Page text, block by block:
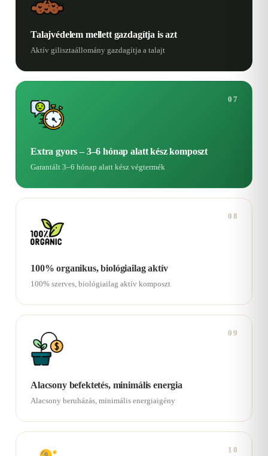
Talajvédelem mellett gazdagítja is azt
Aktív gilisztaállomány gazdagítja a talajt
07
Extra gyors – 3–6 hónap alatt kész komposzt
Garantált 3–6 hónap alatt kész végtermék
08
100% organikus, biológiailag aktív
100% szerves, biológiailag aktív komposzt
09
Alacsony befektetés, minimális energia
Alacsony beruházás, minimális energiaigény
10